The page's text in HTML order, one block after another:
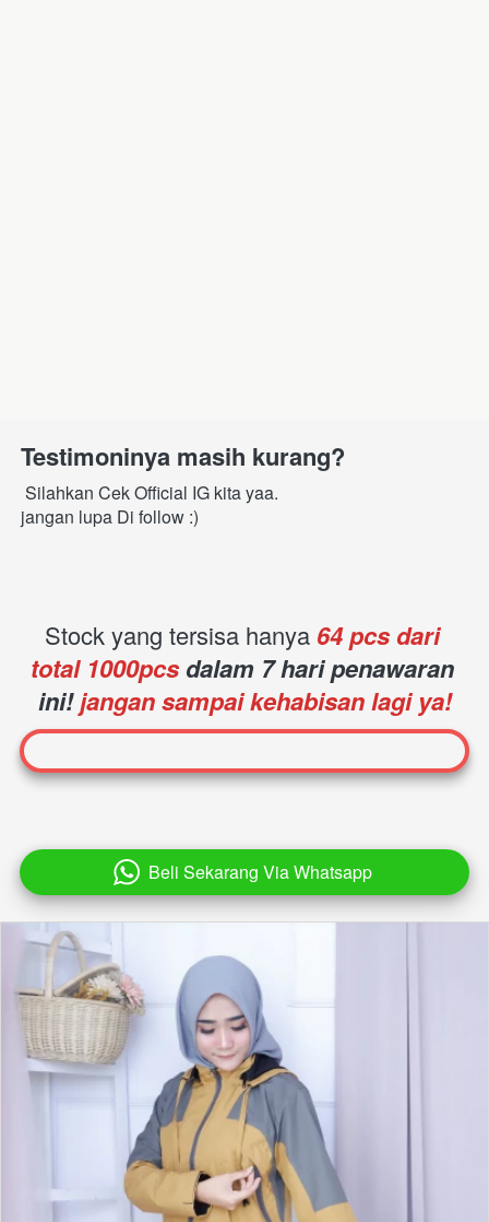
Testimoninya masih kurang?
Silahkan Cek Official IG kita yaa.
jangan lupa Di follow :)
Stock yang tersisa hanya 64 pcs dari
total 1000pcs dalam 7 hari penawaran
ini! jangan sampai kehabisan lagi ya!
` Beli Sekarang Via Whatsapp